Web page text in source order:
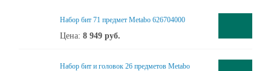
Набор бит 71 предмет Metabo 626704000
Цена: 8 949 руб.
Набор бит и головок 26 предметов Metabo